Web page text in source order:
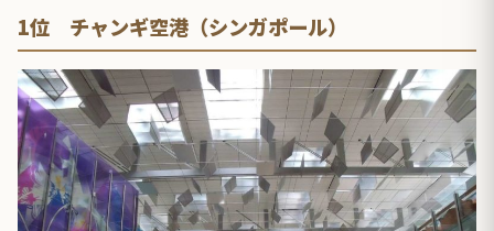
1位 チャンギ空港（シンガポール）